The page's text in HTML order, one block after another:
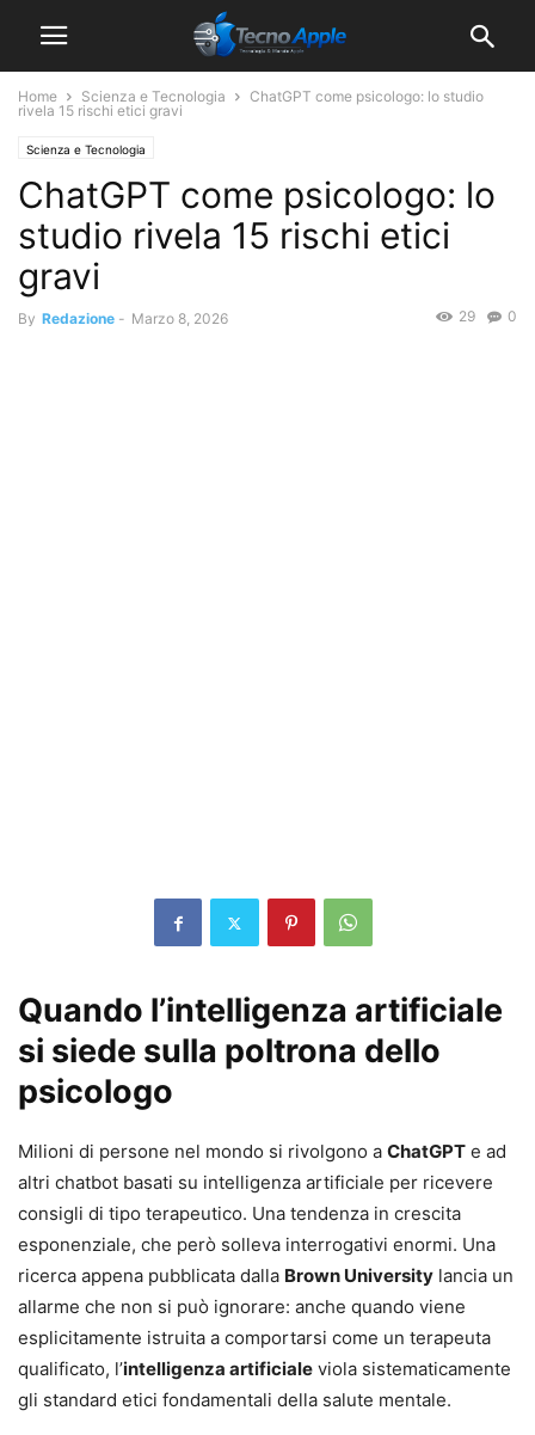
Home Scienza e Tecnologia
ChatGPT come psicologo: lo studio
rivela 15 rischi etici gravi
Scienza e Tecnologia
ChatGPT come psicologo: lo
studio rivela 15 rischi etici
gravi
By Redazione - Marzo 8, 2026 0
29
Quando l’intelligenza artificiale
si siede sulla poltrona dello
psicologo
Milioni di persone nel mondo si rivolgono a ChatGPT e ad
altri chatbot basati su intelligenza artificiale per ricevere
consigli di tipo terapeutico. Una tendenza in crescita
esponenziale, che però solleva interrogativi enormi. Una
ricerca appena pubblicata dalla Brown University lancia un
allarme che non si può ignorare: anche quando viene
esplicitamente istruita a comportarsi come un terapeuta
qualificato, l’intelligenza artificiale viola sistematicamente
gli standard etici fondamentali della salute mentale.